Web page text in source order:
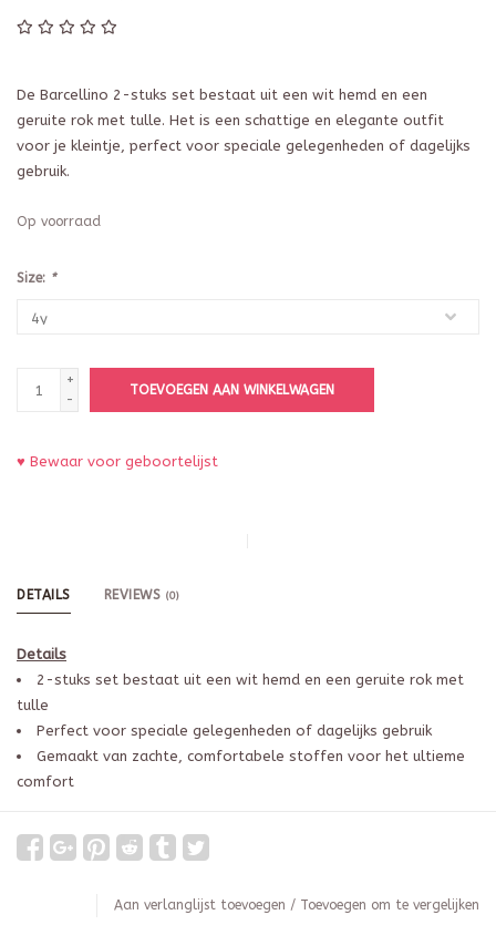
De Barcellino 2-stuks set bestaat uit een wit hemd en een
geruite rok met tulle. Het is een schattige en elegante outfit
voor je kleintje, perfect voor speciale gelegenheden of dagelijks
gebruik.
Op voorraad
Size: *
+
-
TOEVOEGEN AAN WINKELWAGEN
♥ Bewaar voor geboortelijst
DETAILS REVIEWS (0)
Details
2-stuks set bestaat uit een wit hemd en een geruite rok met
tulle
Perfect voor speciale gelegenheden of dagelijks gebruik
Gemaakt van zachte, comfortabele stoffen voor het ultieme
comfort
Aan verlanglijst toevoegen / Toevoegen om te vergelijken